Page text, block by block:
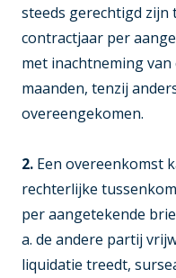
steeds gerechtigd zijn
contractjaar per
met inachtneming
maanden, tenzij
overeengekomen.
2. Een overeenkomst
rechterlijke
per aangetekende
a. de andere partij
liquidatie treedt,